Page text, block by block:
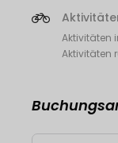
Aktivitäten
Aktivitäten